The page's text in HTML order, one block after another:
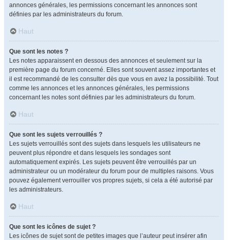
annonces générales, les permissions concernant les annonces sont
définies par les administrateurs du forum.
Haut
Que sont les notes ?
Les notes apparaissent en dessous des annonces et seulement sur la
première page du forum concerné. Elles sont souvent assez importantes et
il est recommandé de les consulter dès que vous en avez la possibilité. Tout
comme les annonces et les annonces générales, les permissions
concernant les notes sont définies par les administrateurs du forum.
Haut
Que sont les sujets verrouillés ?
Les sujets verrouillés sont des sujets dans lesquels les utilisateurs ne
peuvent plus répondre et dans lesquels les sondages sont
automatiquement expirés. Les sujets peuvent être verrouillés par un
administrateur ou un modérateur du forum pour de multiples raisons. Vous
pouvez également verrouiller vos propres sujets, si cela a été autorisé par
les administrateurs.
Haut
Que sont les icônes de sujet ?
Les icônes de sujet sont de petites images que l’auteur peut insérer afin